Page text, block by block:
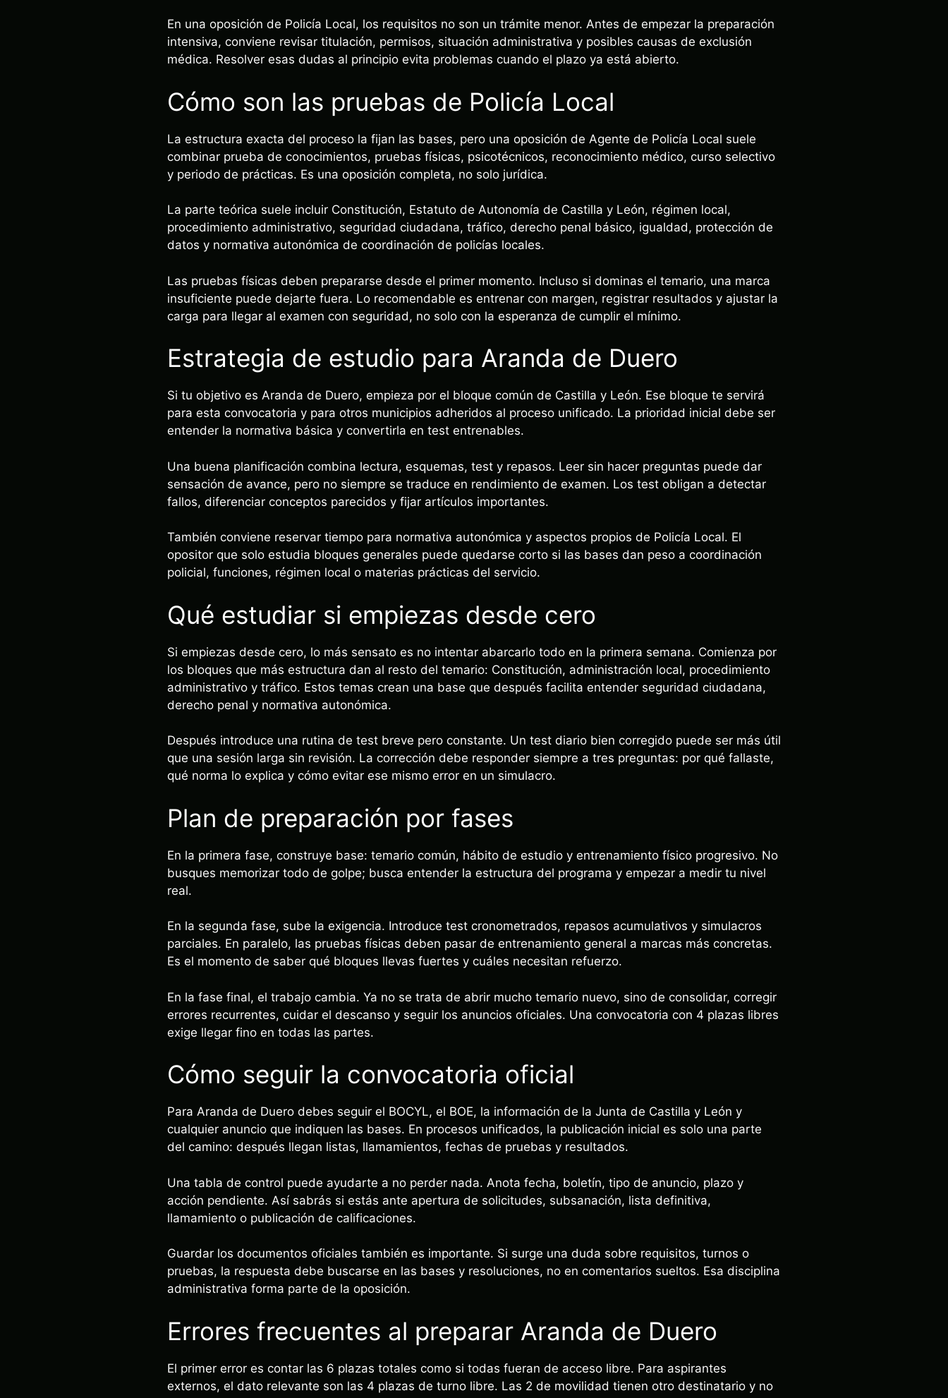
En una oposición de Policía Local, los requisitos no son un trámite menor. Antes de empezar la preparación
intensiva, conviene revisar titulación, permisos, situación administrativa y posibles causas de exclusión
médica. Resolver esas dudas al principio evita problemas cuando el plazo ya está abierto.
Cómo son las pruebas de Policía Local
La estructura exacta del proceso la fijan las bases, pero una oposición de Agente de Policía Local suele
combinar prueba de conocimientos, pruebas físicas, psicotécnicos, reconocimiento médico, curso selectivo
y periodo de prácticas. Es una oposición completa, no solo jurídica.
La parte teórica suele incluir Constitución, Estatuto de Autonomía de Castilla y León, régimen local,
procedimiento administrativo, seguridad ciudadana, tráfico, derecho penal básico, igualdad, protección de
datos y normativa autonómica de coordinación de policías locales.
Las pruebas físicas deben prepararse desde el primer momento. Incluso si dominas el temario, una marca
insuficiente puede dejarte fuera. Lo recomendable es entrenar con margen, registrar resultados y ajustar la
carga para llegar al examen con seguridad, no solo con la esperanza de cumplir el mínimo.
Estrategia de estudio para Aranda de Duero
Si tu objetivo es Aranda de Duero, empieza por el bloque común de Castilla y León. Ese bloque te servirá
para esta convocatoria y para otros municipios adheridos al proceso unificado. La prioridad inicial debe ser
entender la normativa básica y convertirla en test entrenables.
Una buena planificación combina lectura, esquemas, test y repasos. Leer sin hacer preguntas puede dar
sensación de avance, pero no siempre se traduce en rendimiento de examen. Los test obligan a detectar
fallos, diferenciar conceptos parecidos y fijar artículos importantes.
También conviene reservar tiempo para normativa autonómica y aspectos propios de Policía Local. El
opositor que solo estudia bloques generales puede quedarse corto si las bases dan peso a coordinación
policial, funciones, régimen local o materias prácticas del servicio.
Qué estudiar si empiezas desde cero
Si empiezas desde cero, lo más sensato es no intentar abarcarlo todo en la primera semana. Comienza por
los bloques que más estructura dan al resto del temario: Constitución, administración local, procedimiento
administrativo y tráfico. Estos temas crean una base que después facilita entender seguridad ciudadana,
derecho penal y normativa autonómica.
Después introduce una rutina de test breve pero constante. Un test diario bien corregido puede ser más útil
que una sesión larga sin revisión. La corrección debe responder siempre a tres preguntas: por qué fallaste,
qué norma lo explica y cómo evitar ese mismo error en un simulacro.
Plan de preparación por fases
En la primera fase, construye base: temario común, hábito de estudio y entrenamiento físico progresivo. No
busques memorizar todo de golpe; busca entender la estructura del programa y empezar a medir tu nivel
real.
En la segunda fase, sube la exigencia. Introduce test cronometrados, repasos acumulativos y simulacros
parciales. En paralelo, las pruebas físicas deben pasar de entrenamiento general a marcas más concretas.
Es el momento de saber qué bloques llevas fuertes y cuáles necesitan refuerzo.
En la fase final, el trabajo cambia. Ya no se trata de abrir mucho temario nuevo, sino de consolidar, corregir
errores recurrentes, cuidar el descanso y seguir los anuncios oficiales. Una convocatoria con 4 plazas libres
exige llegar fino en todas las partes.
Cómo seguir la convocatoria oficial
Para Aranda de Duero debes seguir el BOCYL, el BOE, la información de la Junta de Castilla y León y
cualquier anuncio que indiquen las bases. En procesos unificados, la publicación inicial es solo una parte
del camino: después llegan listas, llamamientos, fechas de pruebas y resultados.
Una tabla de control puede ayudarte a no perder nada. Anota fecha, boletín, tipo de anuncio, plazo y
acción pendiente. Así sabrás si estás ante apertura de solicitudes, subsanación, lista definitiva,
llamamiento o publicación de calificaciones.
Guardar los documentos oficiales también es importante. Si surge una duda sobre requisitos, turnos o
pruebas, la respuesta debe buscarse en las bases y resoluciones, no en comentarios sueltos. Esa disciplina
administrativa forma parte de la oposición.
Errores frecuentes al preparar Aranda de Duero
El primer error es contar las 6 plazas totales como si todas fueran de acceso libre. Para aspirantes
externos, el dato relevante son las 4 plazas de turno libre. Las 2 de movilidad tienen otro destinatario y no